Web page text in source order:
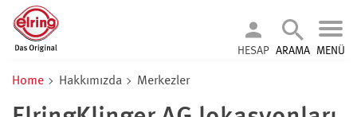
HESAP ARAMA MENÜ
Home Hakkımızda Merkezler